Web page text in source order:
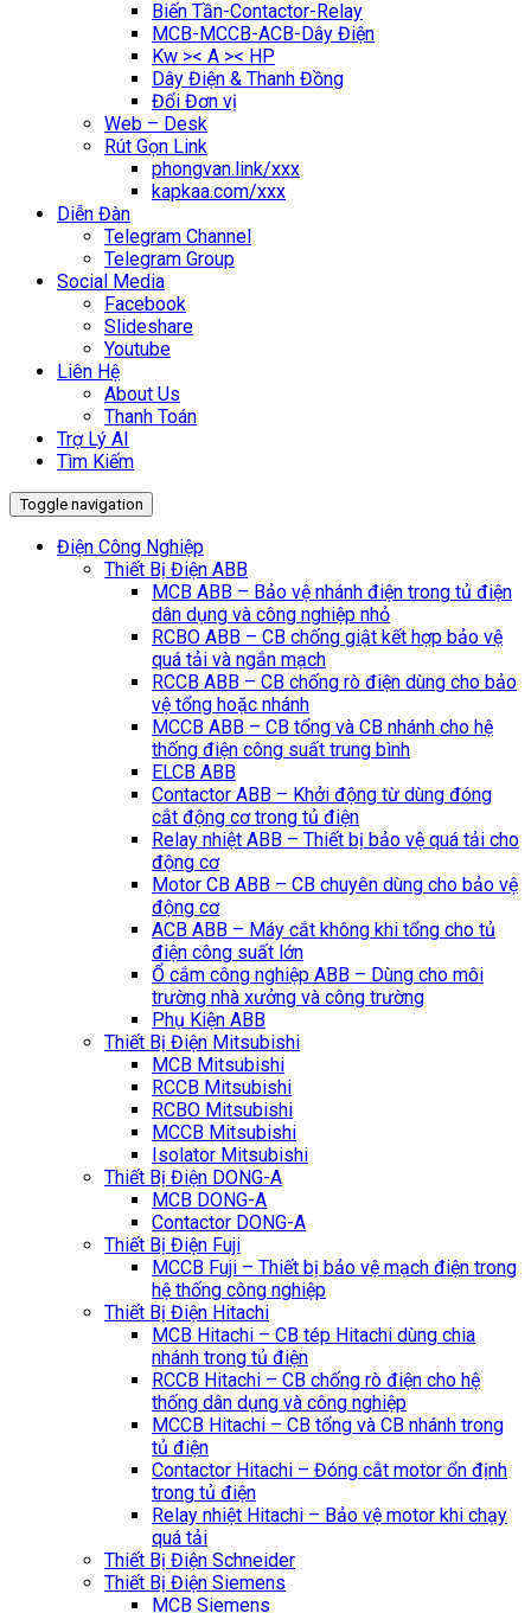
Biến Tần-Contactor-Relay
MCB-MCCB-ACB-Dây Điện
Kw >< A >< HP
Dây Điện & Thanh Đồng
Đổi Đơn vị
Web – Desk
Rút Gọn Link
phongvan.link/xxx
kapkaa.com/xxx
Diễn Đàn
Telegram Channel
Telegram Group
Social Media
Facebook
Slideshare
Youtube
Liên Hệ
About Us
Thanh Toán
Trợ Lý AI
Tìm Kiếm
Toggle navigation
Điện Công Nghiệp
Thiết Bị Điện ABB
MCB ABB – Bảo vệ nhánh điện trong tủ điện
dân dụng và công nghiệp nhỏ
RCBO ABB – CB chống giật kết hợp bảo vệ
quá tải và ngắn mạch
RCCB ABB – CB chống rò điện dùng cho bảo
vệ tổng hoặc nhánh
MCCB ABB – CB tổng và CB nhánh cho hệ
thống điện công suất trung bình
ELCB ABB
Contactor ABB – Khởi động từ dùng đóng
cắt động cơ trong tủ điện
Relay nhiệt ABB – Thiết bị bảo vệ quá tải cho
động cơ
Motor CB ABB – CB chuyên dùng cho bảo vệ
động cơ
ACB ABB – Máy cắt không khi tổng cho tủ
điện công suất lớn
Ổ cắm công nghiệp ABB – Dùng cho môi
trường nhà xưởng và công trường
Phụ Kiện ABB
Thiết Bị Điện Mitsubishi
MCB Mitsubishi
RCCB Mitsubishi
RCBO Mitsubishi
MCCB Mitsubishi
Isolator Mitsubishi
Thiết Bị Điện DONG-A
MCB DONG-A
Contactor DONG-A
Thiết Bị Điện Fuji
MCCB Fuji – Thiết bị bảo vệ mạch điện trong
hệ thống công nghiệp
Thiết Bị Điện Hitachi
MCB Hitachi – CB tép Hitachi dùng chia
nhánh trong tủ điện
RCCB Hitachi – CB chống rò điện cho hệ
thống dân dụng và công nghiệp
MCCB Hitachi – CB tổng và CB nhánh trong
tủ điện
Contactor Hitachi – Đóng cắt motor ổn định
trong tủ điện
Relay nhiệt Hitachi – Bảo vệ motor khi chạy
quá tải
Thiết Bị Điện Schneider
Thiết Bị Điện Siemens
MCB Siemens